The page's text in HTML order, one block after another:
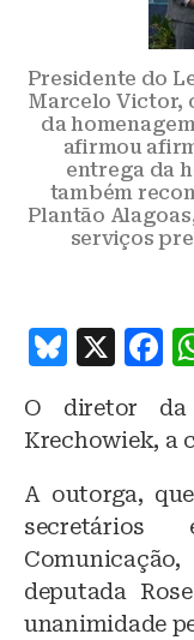
Presidente do
Marcelo Victor,
da
afirmou
entrega da
também
Plantão
serviços
B
e
s
k
y
X
F
c
e
b
o
k
O diretor da
Krechowiek, a
A outorga,
deputada
unanimidade